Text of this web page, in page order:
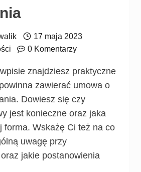
17 maja 2023
0 Komentarzy
znajdziesz praktyczne
zawierać umowa o
Dowiesz się czy
jest konieczne oraz jaka
forma. Wskażę Ci też na co
uwagę przy
jakie postanowienia